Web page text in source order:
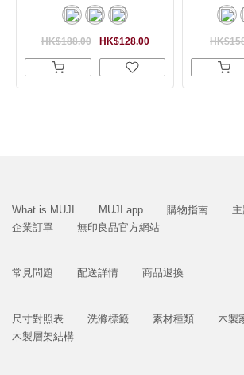
HK$128.00
HK$188.00
What is MUJI MUJI app 購物指南
企業訂單
無印良品官方網站
常見問題 配送詳情 商品退換
尺寸對照表 洗滌標籤 素材種類
木製
木製層架結構